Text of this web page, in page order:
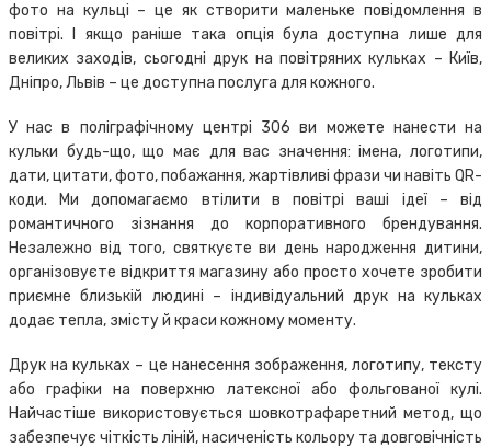
фото на кульці – це як створити маленьке повідомлення в
повітрі. І якщо раніше така опція була доступна лише для
великих заходів, сьогодні друк на повітряних кульках – Київ,
Дніпро, Львів – це доступна послуга для кожного.
У нас в поліграфічному центрі 306 ви можете нанести на
кульки будь-що, що має для вас значення: імена, логотипи,
дати, цитати, фото, побажання, жартівливі фрази чи навіть QR-
коди. Ми допомагаємо втілити в повітрі ваші ідеї – від
романтичного зізнання до корпоративного брендування.
Незалежно від того, святкуєте ви день народження дитини,
організовуєте відкриття магазину або просто хочете зробити
приємне близькій людині – індивідуальний друк на кульках
додає тепла, змісту й краси кожному моменту.
Друк на кульках – це нанесення зображення, логотипу, тексту
або графіки на поверхню латексної або фольгованої кулі.
Найчастіше використовується шовкотрафаретний метод, що
забезпечує чіткість ліній, насиченість кольору та довговічність